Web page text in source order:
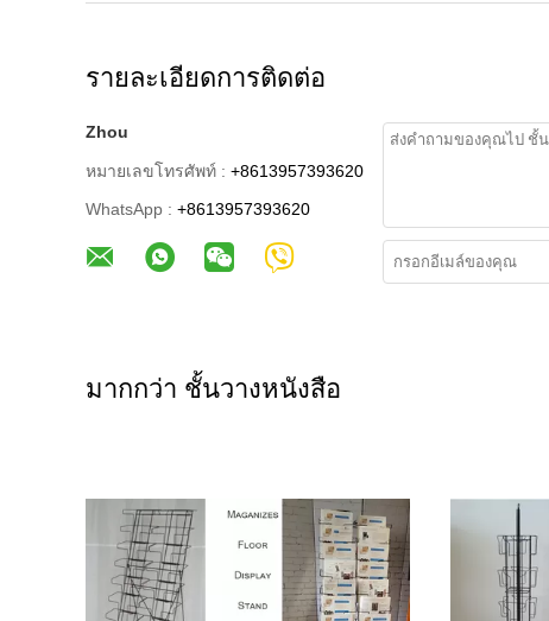
รายละเอียดการติดต่อ
Zhou
หมายเลขโทรศัพท์ : +8613957393620
WhatsApp : +8613957393620
มากกว่า ชั้นวางหนังสือ